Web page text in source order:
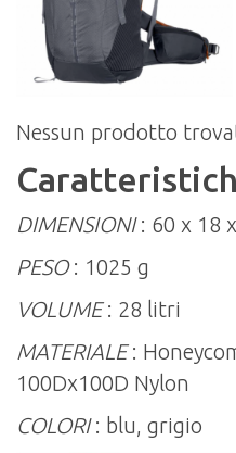
Nessun prodotto
DIMENSIONI: 60 x 18
PESO: 1025 g
VOLUME: 28 litri
MATERIALE:
100Dx100D Nylon
COLORI: blu, grigio